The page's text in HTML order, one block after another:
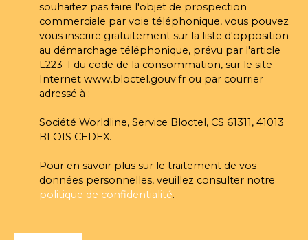
souhaitez pas faire l'objet de prospection
commerciale par voie téléphonique, vous pouvez
vous inscrire gratuitement sur la liste d'opposition
au démarchage téléphonique, prévu par l'article
L223-1 du code de la consommation, sur le site
Internet www.bloctel.gouv.fr ou par courrier
adressé à :
Société Worldline, Service Bloctel, CS 61311, 41013
BLOIS CEDEX.
Pour en savoir plus sur le traitement de vos
données personnelles, veuillez consulter notre
politique de confidentialité.